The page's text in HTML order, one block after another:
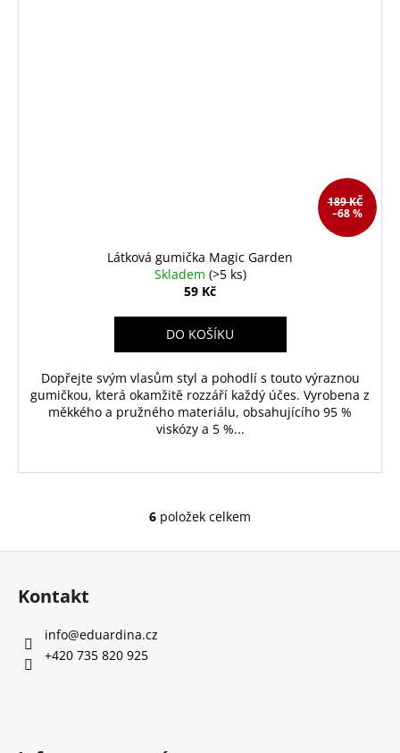
189 KČ
–68 %
Látková gumička Magic Garden
Skladem (>5 ks)
59 Kč
DO KOŠÍKU
Dopřejte svým vlasům styl a pohodlí s touto výraznou
gumičkou, která okamžitě rozzáří každý účes. Vyrobena z
měkkého a pružného materiálu, obsahujícího 95 %
viskózy a 5 %...
O
6 položek celkem
Z
Kontakt
info@eduardina.cz
+420 735 820 925